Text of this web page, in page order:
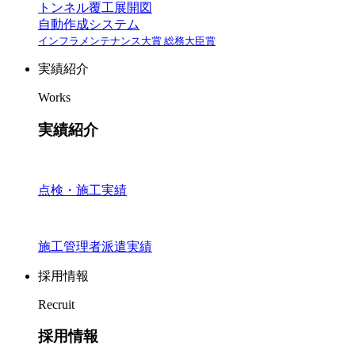
トンネル覆工展開図
自動作成システム
インフラメンテナンス大賞 総務大臣賞
実績紹介
Works
実績紹介
点検・施工実績
施工管理者派遣実績
採用情報
Recruit
採用情報